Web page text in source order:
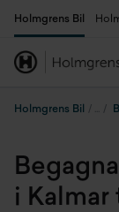
Holmgrens Bil
Holmgrens Bil
i Kalmar